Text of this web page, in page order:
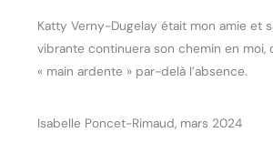
Katty Verny-Dugelay était mon amie et
vibrante continuera son chemin en moi,
« main ardente » par-delà l’absence.
Isabelle Poncet-Rimaud, mars 2024